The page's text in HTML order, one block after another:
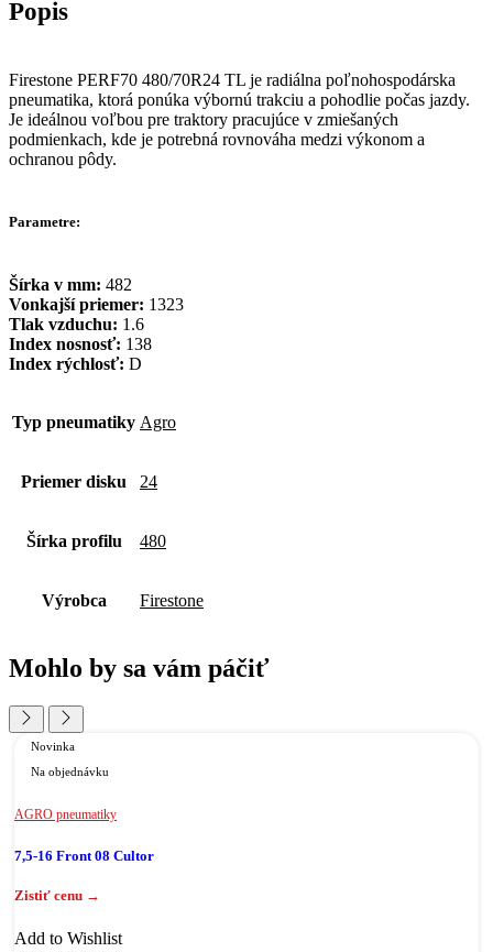
Firestone PERF70 480/70R24 TL je radiálna poľnohospodárska
pneumatika, ktorá ponúka výbornú trakciu a pohodlie počas jazdy.
Je ideálnou voľbou pre traktory pracujúce v zmiešaných
podmienkach, kde je potrebná rovnováha medzi výkonom a
ochranou pôdy.
Parametre:
Šírka v mm: 482
Vonkajší priemer: 1323
Tlak vzduchu: 1.6
Index nosnosť: 138
Index rýchlosť: D
Typ pneumatiky Agro
Priemer disku 24
Šírka profilu 480
Výrobca Firestone
Mohlo by sa vám páčiť
Novinka
Na objednávku
AGRO pneumatiky
7,5-16 Front 08 Cultor
Add to Wishlist